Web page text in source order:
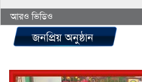
আরও ভিডিও
জনপ্রিয় অনুষ্ঠান